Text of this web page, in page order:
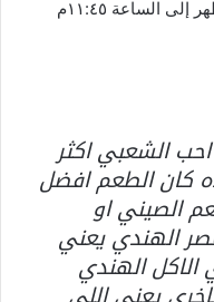
احب الشعبي اكثر
كان الطعم افضل
الصيني او
الهندي يعني
الهندي